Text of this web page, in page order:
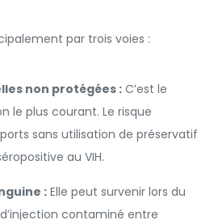
par trois voies :
non protégées :C’est le
le plus courant. Le risque
sans utilisation de préservatif
au VIH.
:Elle peut survenir lors du
contaminé entre